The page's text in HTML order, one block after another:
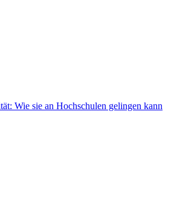
Wie sie an Hochschulen gelingen kann